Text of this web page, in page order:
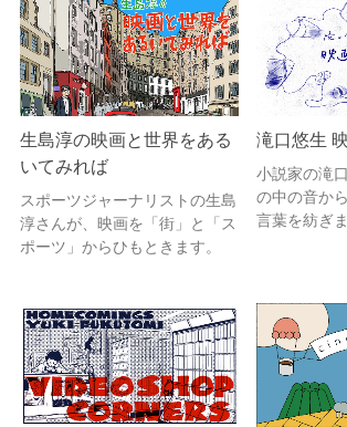
生島淳の映画と世界をある
いてみれば
スポーツジャーナリストの生島
淳さんが、映画を「街」と「ス
ポーツ」からひもときます。
滝口悠生
小説家の滝
の中の音か
言葉を紡ぎま